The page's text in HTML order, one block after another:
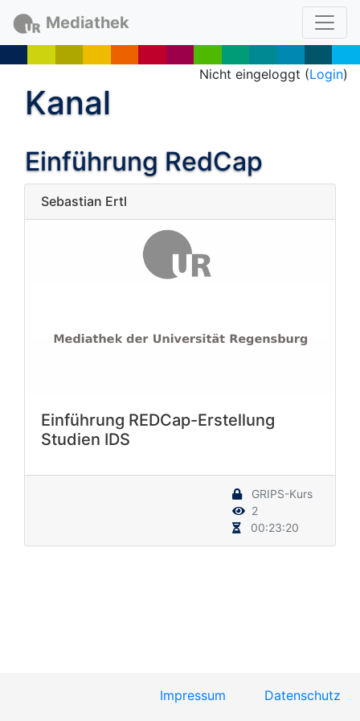
Mediathek
Nicht eingeloggt (Login)
Kanal
Einführung RedCap
Sebastian Ertl
Einführung REDCap-Erstellung
Studien IDS
GRIPS-Kurs
2
00:23:20
Impressum Datenschutz